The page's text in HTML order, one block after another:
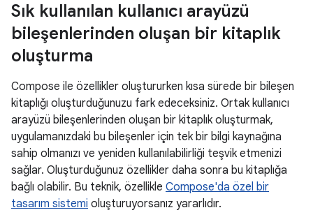
Sık kullanılan kullanıcı arayüzü
bileşenlerinden oluşan bir kitaplık
oluşturma
Compose ile özellikler oluştururken kısa sürede bir bileşen
kitaplığı oluşturduğunuzu fark edeceksiniz. Ortak kullanıcı
arayüzü bileşenlerinden oluşan bir kitaplık oluşturmak,
uygulamanızdaki bu bileşenler için tek bir bilgi kaynağına
sahip olmanızı ve yeniden kullanılabilirliği teşvik etmenizi
sağlar. Oluşturduğunuz özellikler daha sonra bu kitaplığa
bağlı olabilir. Bu teknik, özellikle Compose'da özel bir
tasarım sistemi oluşturuyorsanız yararlıdır.